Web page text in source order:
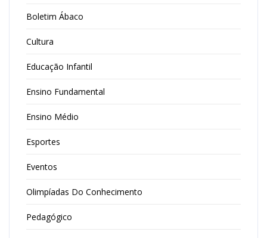
Boletim Ábaco
Cultura
Educação Infantil
Ensino Fundamental
Ensino Médio
Esportes
Eventos
Olimpíadas Do Conhecimento
Pedagógico